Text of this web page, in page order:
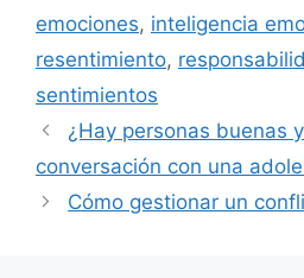
emociones, inteligencia
resentimiento,
sentimientos
¿Hay personas buenas
conversación con una
Cómo gestionar un